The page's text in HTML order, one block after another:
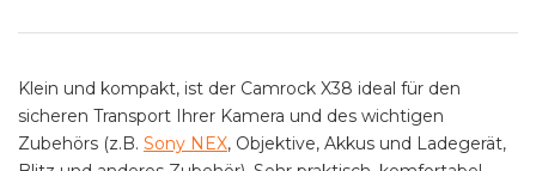
Klein und kompakt, ist der Camrock X38 ideal für den
sicheren Transport Ihrer Kamera und des wichtigen
Zubehörs (z.B. Sony NEX, Objektive, Akkus und Ladegerät,